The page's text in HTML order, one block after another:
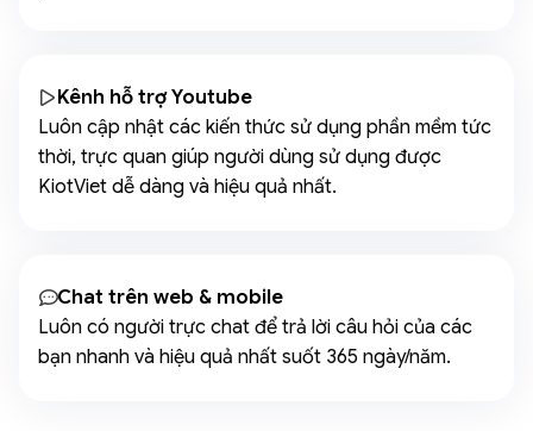
Kênh hỗ trợ Youtube
Luôn cập nhật các kiến thức sử dụng phần mềm tức
thời, trực quan giúp người dùng sử dụng được
KiotViet dễ dàng và hiệu quả nhất.
Chat trên web & mobile
Luôn có người trực chat để trả lời câu hỏi của các
bạn nhanh và hiệu quả nhất suốt 365 ngày/năm.